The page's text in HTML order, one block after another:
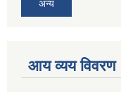
अन्य
आय व्यय विवरण